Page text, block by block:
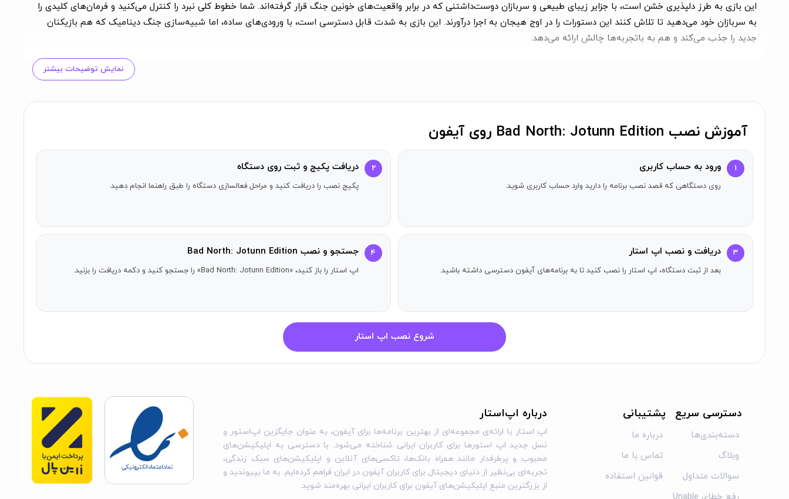
این بازی به طرز دلپذیری خشن است، با جزایر زیبای طبیعی و سربازان دوست‌داشتنی که در برابر واقعیت‌های خونین جنگ قرار گرفته‌اند. شما خطوط کلی نبرد را کنترل می‌کنید و فرمان‌های کلیدی را
به سربازان خود می‌دهید تا تلاش کنند این دستورات را در اوج هیجان به اجرا درآورند. این بازی به شدت قابل دسترسی است، با ورودی‌های ساده، اما شبیه‌سازی جنگ دینامیک که هم بازیکنان
جدید را جذب می‌کند و هم به باتجربه‌ها چالش ارائه می‌دهد.
با دقت انجام دهید! اگر یک فرمانده را از دست بدهید، او برای همیشه ناپدید خواهد شد؛ اگر همه چیز را از دست بدهید، بازی تمام است!
موجود عمل می‌کنند.
جزایر تولیدی:
هر جزیره به طرز بصری دلپذیر و منحصر به فرد طراحی شده است. استراتژی‌های خود را بر اساس هر گوشه و کنار برنامه‌ریزی کنید، زیرا تنها یک شانس برای نجات آنها از حمله
دشمن دارید.
استفاده کنید.
نمایش توضیحات بیشتر
آموزش نصب Bad North: Jotunn Edition روی آیفون
۱ ورود به حساب کاربری
روی دستگاهی که قصد نصب برنامه را دارید وارد حساب کاربری شوید.
۲ دریافت پکیج و ثبت روی دستگاه
پکیج نصب را دریافت کنید و مراحل فعالسازی دستگاه را طبق راهنما انجام دهید.
۳ دریافت و نصب اپ استار
بعد از ثبت دستگاه، اپ استار را نصب کنید تا به برنامه‌های آیفون دسترسی داشته باشید.
۴ جستجو و نصب Bad North: Jotunn Edition
اپ استار را باز کنید، «Bad North: Jotunn Edition» را جستجو کنید و دکمه دریافت را بزنید.
شروع نصب اپ استار
دسترسی سریع
دسته‌بندی‌ها
وبلاگ
سوالات متداول
پشتیبانی
درباره ما
تماس با ما
قوانین استفاده
درباره اپ‌استار
اپ استار با ارائه‌ی مجموعه‌ای از بهترین برنامه‌ها برای آیفون، به عنوان جایگزین اپ‌استور و
نسل جدید اپ استورها برای کاربران ایرانی شناخته می‌شود. با دسترسی به اپلیکیشن‌های
محبوب و پرطرفدار مانند همراه بانک‌ها، تاکسی‌های آنلاین و اپلیکیشن‌های سبک زندگی،
تجربه‌ای بی‌نظیر از دنیای دیجیتال برای کاربران آیفون در ایران فراهم کرده‌ایم. به ما بپیوندید و
از بزرگترین منبع اپلیکیشن‌های آیفون برای کاربران ایرانی بهره‌مند شوید.